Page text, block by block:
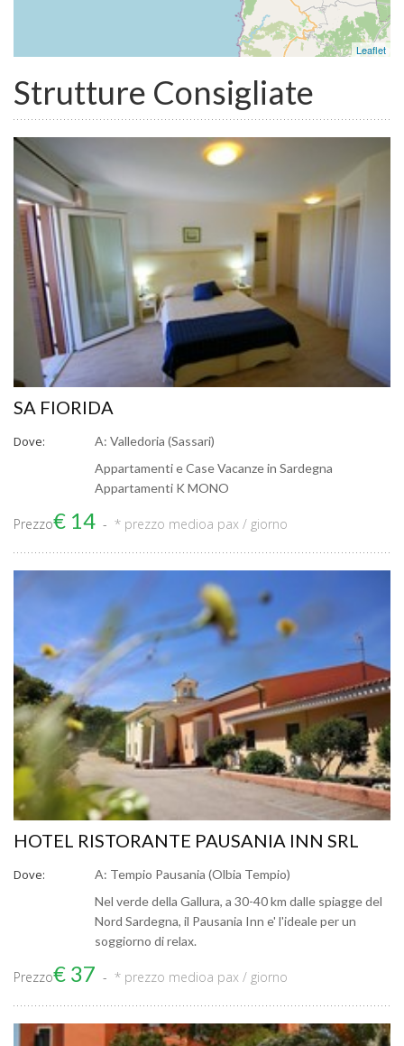
Leaflet
Strutture Consigliate
SA FIORIDA
Dove:
A: Valledoria (Sassari)
Appartamenti e Case Vacanze in Sardegna
Appartamenti K MONO
Prezzo€ 14 * prezzo medioa pax / giorno
HOTEL RISTORANTE PAUSANIA INN SRL
Dove:
A: Tempio Pausania (Olbia Tempio)
Nel verde della Gallura, a 30-40 km dalle spiagge del
Nord Sardegna, il Pausania Inn e' l'ideale per un
soggiorno di relax.
Prezzo€ 37 * prezzo medioa pax / giorno